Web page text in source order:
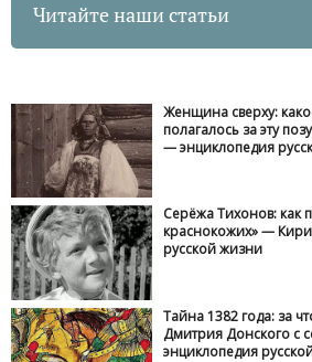
Читайте наши статьи
Женщина сверху:
полагалось за эту
— энциклопедия
Серёжа Тихонов: как
краснокожих» —
русской жизни
Тайна 1382 года: за
Дмитрия Донского с
энциклопедия